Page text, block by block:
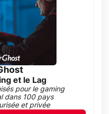
et le Lag
pour le gaming
dans 100 pays
et privée